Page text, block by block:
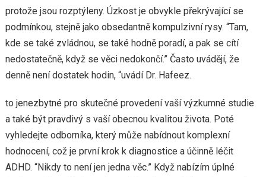
protože jsou rozptýleny. Úzkost je obvykle překrývající se
podmínkou, stejně jako obsedantně kompulzivní rysy. “Tam,
kde se také zvládnou, se také hodně poradí, a pak se cítí
nedostatečně, když se věci nedokončí.” Často uvádějí, že
denně není dostatek hodin, “uvádí Dr. Hafeez.
to jenezbytné pro skutečné provedení vaší výzkumné studie
a také být pravdivý s vaší obecnou kvalitou života. Poté
vyhledejte odborníka, který může nabídnout komplexní
hodnocení, což je první krok k diagnostice a účinně léčit
ADHD. “Nikdy to není jen jedna věc.” Když nabízím úplné